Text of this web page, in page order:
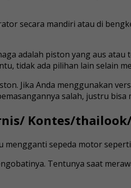
secara mandiri atau di
adalah piston yang aus
tidak ada pilihan lain selain
Jika Anda menggunakan
salah, justru bisa
Kontes/
sepeda motor
Tentunya saat